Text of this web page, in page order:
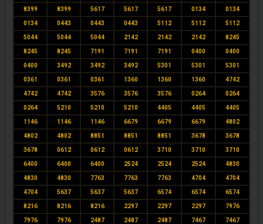
8399 8399 5617 5617 5617 0134 0134
0134 0443 0443 0443 5112 5112 5112
5044 5044 5044 2142 2142 2142 8245
8245 8245 7191 7191 7191 0400 0400
0400 3492 3492 3492 5301 5301 5301
0361 0361 0361 1360 1360 1360 4742
4742 4742 3576 3576 3576 0264 0264
0264 5210 5210 5210 4405 4405 4405
1146 1146 1146 6679 6679 6679 4802
4802 4802 8851 8851 8851 3678 3678
3678 0612 0612 0612 3710 3710 3710
6400 6400 6400 2524 2524 2524 4830
4830 4830 7763 7763 7763 4704 4704
4704 5637 5637 5637 6574 6574 6574
8216 8216 8216 2297 2297 2297 7976
7976 7976 2487 2487 2487 7467 7467